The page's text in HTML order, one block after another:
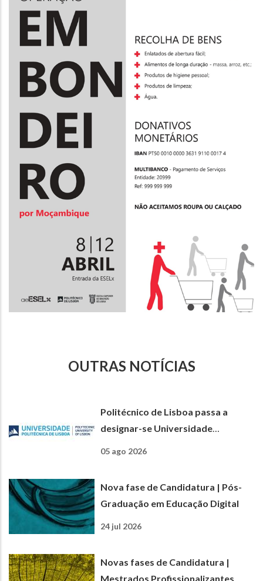
OUTRAS NOTÍCIAS
Politécnico de Lisboa passa a
designar-se Universidade
05 ago 2026
Nova fase de Candidatura | Pós-
Graduação em Educação Digital
24 jul 2026
Novas fases de Candidatura |
Mestrados Profissionalizantes